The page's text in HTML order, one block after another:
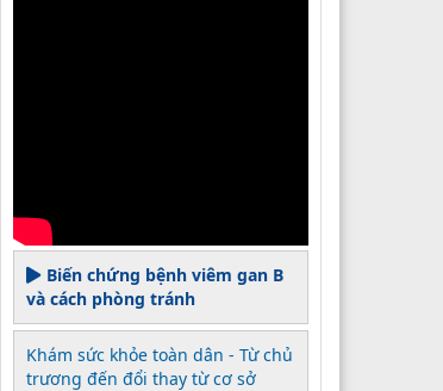
Biến chứng bệnh viêm gan B
và cách phòng tránh
Khám sức khỏe toàn dân - Từ chủ
trương đến đổi thay từ cơ sở